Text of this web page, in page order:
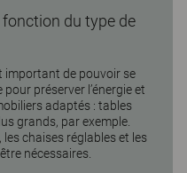
fonction du type de
important de pouvoir se
préserver l’énergie et
adaptés : tables
grands, par exemple.
chaises réglables et les
nécessaires.